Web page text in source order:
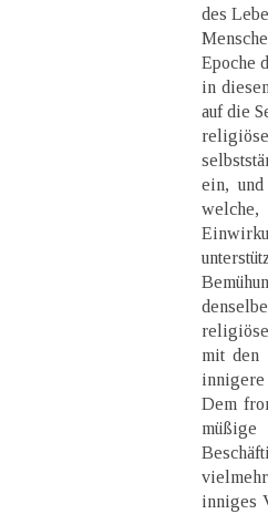
des
Epoche
in
auf die
ein,
mit den
Dem
inniges